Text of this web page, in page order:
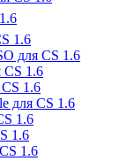
1.6
для CS 1.6
1.6
1.6
для CS 1.6
1.6
1.6
1.6